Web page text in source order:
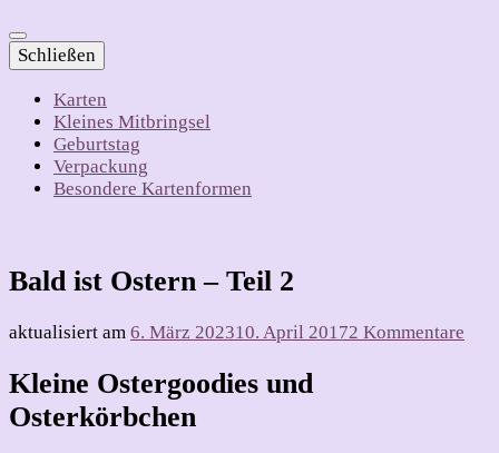
Schließen
Karten
Kleines Mitbringsel
Geburtstag
Verpackung
Besondere Kartenformen
Bald ist Ostern – Teil 2
aktualisiert am 6. März 202310. April 20172 Kommentare
Kleine Ostergoodies und
Osterkörbchen